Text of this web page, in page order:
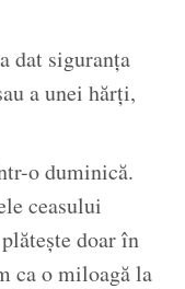
dat siguranța
a unei hărți,
o duminică.
ceasului
doar în
ca o miloagă la